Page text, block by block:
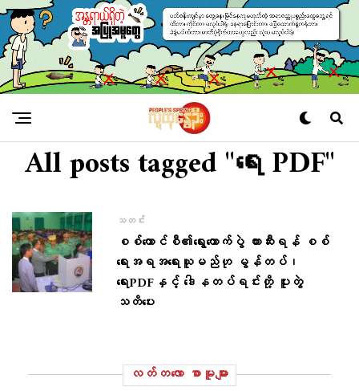
All posts tagged "ရေး PDF"
သတင်း
စစ်ကောင်စီ၏ရွေးကောက်ပွဲ တားဆီးရန် စစ်
ရေးအရအရေးယူမည်ဟု မွန်တပ်၊
ရေးPDFနှင့် ဒေါနတပ်ရင်းတို့ ပူးတွဲ
သတိပေး
လတ်တ‌လော စာမူများ